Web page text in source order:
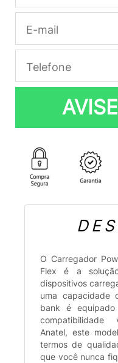
O Carregador
Flex é a
dispositivos
uma capacidade
bank é
compatibilidade
Anatel, este
termos de
que você nunca